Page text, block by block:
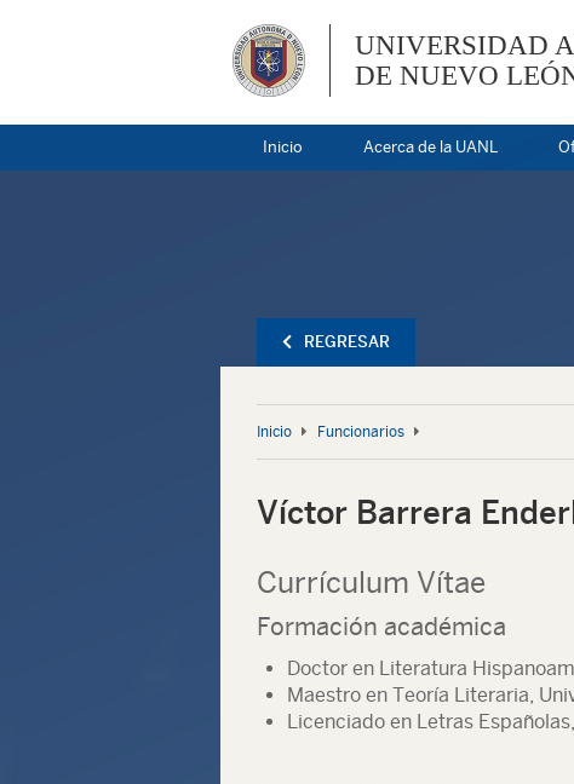
UNIVERSIDAD
DE NUEVO
Inicio Acerca de la UANL
REGRESAR
Inicio Funcionarios
Víctor Barrera
Currículum Vítae
Formación académica
Doctor en Literatura
Maestro en Teoría Literaria,
Licenciado en Letras